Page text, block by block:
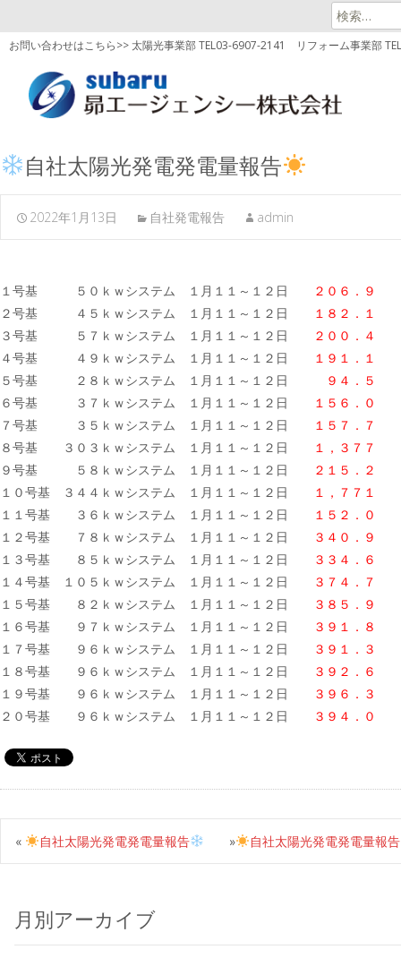
検
索:
お問い合わせはこちら>> 太陽光事業部 TEL03-6907-2141 リフォーム事業部
自社太陽光発電発電量報告
2022年1月13日 自社発電報告 admin
１号基 ５０ｋｗシステム １月１１～１２日
２０６．９
２号基 ４５ｋｗシステム １月１１～１２日
１８２．１
３号基 ５７ｋｗシステム １月１１～１２日
２００．４
４号基 ４９ｋｗシステム １月１１～１２日
１９１．１
５号基 ２８ｋｗシステム １月１１～１２日
９４．５
６号基 ３７ｋｗシステム １月１１～１２日
１５６．０
７号基 ３５ｋｗシステム １月１１～１２日
１５７．７
８号基 ３０３ｋｗシステム １月１１～１２日
１，３７７
９号基 ５８ｋｗシステム １月１１～１２日
２１５．２
１０号基 ３４４ｋｗシステム １月１１～１２日
１，７７１
１１号基 ３６ｋｗシステム １月１１～１２日
１５２．０
１２号基 ７８ｋｗシステム １月１１～１２日
３４０．９
１３号基 ８５ｋｗシステム １月１１～１２日
３３４．６
１４号基 １０５ｋｗシステム １月１１～１２日
３７４．７
１５号基 ８２ｋｗシステム １月１１～１２日
３８５．９
１６号基 ９７ｋｗシステム １月１１～１２日
３９１．８
１７号基 ９６ｋｗシステム １月１１～１２日
３９１．３
１８号基 ９６ｋｗシステム １月１１～１２日
３９２．６
１９号基 ９６ｋｗシステム １月１１～１２日
３９６．３
２０号基 ９６ｋｗシステム １月１１～１２日
３９４．０
« 自社太陽光発電発電量報告 自社太陽光発電発電量報告
»
月別アーカイブ